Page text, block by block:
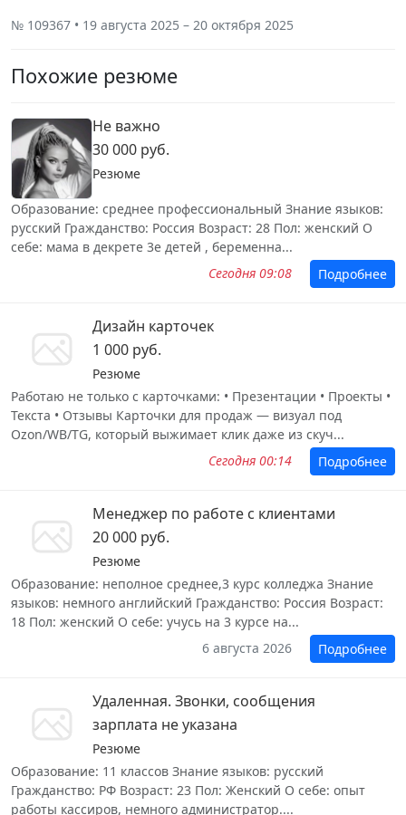
№ 109367 • 19 августа 2025 – 20 октября 2025
Похожие резюме
Не важно
30 000 руб.
Резюме
Образование: среднее профессиональный Знание языков:
русский Гражданство: Россия Возраст: 28 Пол: женский О
себе: мама в декрете 3е детей , беременна...
Сегодня 09:08
Подробнее
Дизайн карточек
1 000 руб.
Резюме
Работаю не только с карточками: • Презентации • Проекты •
Текста • Отзывы Карточки для продаж — визуал под
Ozon/WB/TG, который выжимает клик даже из скуч...
Сегодня 00:14
Подробнее
Менеджер по работе с клиентами
20 000 руб.
Резюме
Образование: неполное среднее,3 курс колледжа Знание
языков: немного английский Гражданство: Россия Возраст:
18 Пол: женский О себе: учусь на 3 курсе на...
6 августа 2026
Подробнее
Удаленная. Звонки, сообщения
зарплата не указана
Резюме
Образование: 11 классов Знание языков: русский
Гражданство: РФ Возраст: 23 Пол: Женский О себе: опыт
работы кассиров, немного администратор....